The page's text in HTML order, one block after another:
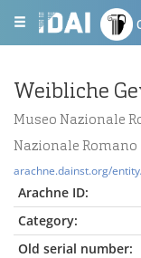
Weibliche
Museo Nazionale
Nazionale Romano
arachne.dainst.org/
Arachne ID:
Category:
Old serial number: